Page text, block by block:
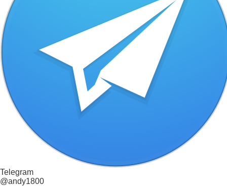
Telegram
@andy1800